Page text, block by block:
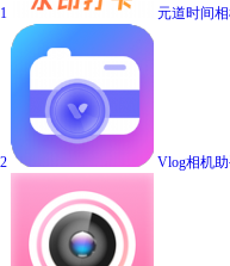
1 元道时间
2 Vlog相机